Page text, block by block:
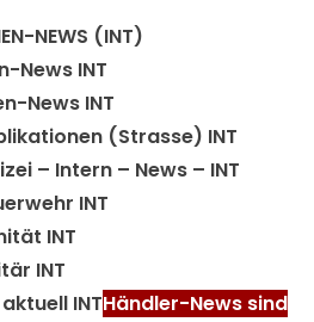
NEWS (INT)
News INT
News INT
(Strasse) INT
– Intern – News – INT
INT
INT
INT
INTHändler-News sind